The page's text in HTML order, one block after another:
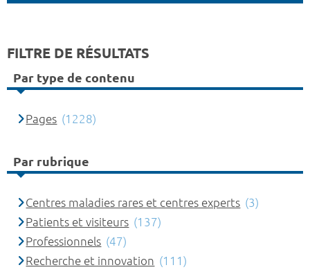
FILTRE DE RÉSULTATS
Par type de contenu
Pages (1228)
Par rubrique
Centres maladies rares et centres experts (3)
Patients et visiteurs (137)
Professionnels (47)
Recherche et innovation (111)